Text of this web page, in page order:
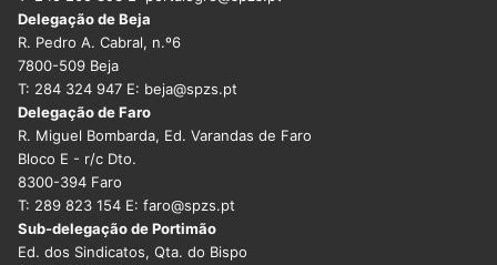
Delegação de Beja
R. Pedro A. Cabral, n.º6
7800-509 Beja
T: 284 324 947 E: beja@spzs.pt
Delegação de Faro
R. Miguel Bombarda, Ed. Varandas de Faro
Bloco E - r/c Dto.
8300-394 Faro
T: 289 823 154 E: faro@spzs.pt
Sub-delegação de Portimão
Ed. dos Sindicatos, Qta. do Bispo